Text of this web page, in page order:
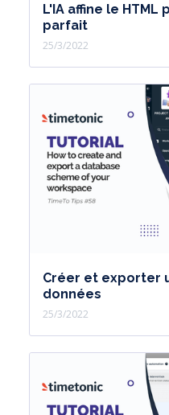
L'IA affine le HTML
parfait
25/3/2022
Créer et exporter
données
25/3/2022